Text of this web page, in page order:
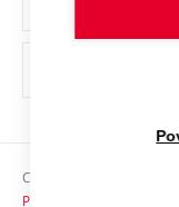
Ochrana osobních
Sociální bezpečí
Copyright © 2026 VUT
Prohlášení o přístupnosti